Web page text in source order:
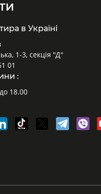
в Україні
1-3, секція "Д"
01
:
18.00